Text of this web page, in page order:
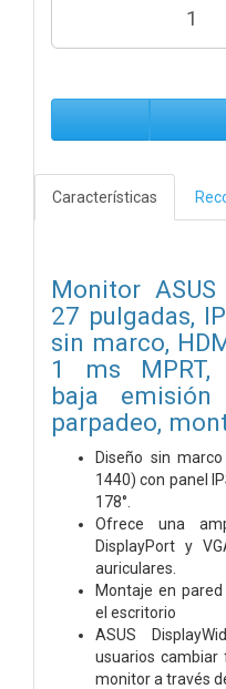
Características
Monitor ASUS
27 pulgadas,
sin marco,
1 ms MPRT,
baja
parpadeo,
Diseño sin
1440) con panel
178°.
Ofrece una
DisplayPort y
auriculares.
Montaje en
el escritorio
ASUS
usuarios cambiar
monitor a través